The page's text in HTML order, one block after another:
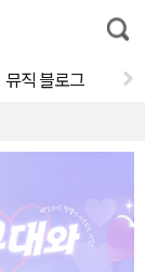
통
합
뮤직 블로그